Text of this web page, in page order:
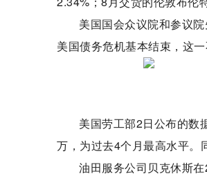
美国国会众议院和参议
美国债务危机基本结束，这
美国劳工部2日公布的数
万，为过去4个月最高水平。
油田服务公司贝克休斯